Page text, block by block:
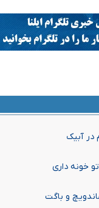
در آبیک
خونه داری
و باگت